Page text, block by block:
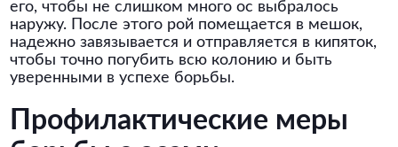
его, чтобы не слишком много ос выбралось
наружу. После этого рой помещается в мешок,
надежно завязывается и отправляется в кипяток,
чтобы точно погубить всю колонию и быть
уверенными в успехе борьбы.
Профилактические меры